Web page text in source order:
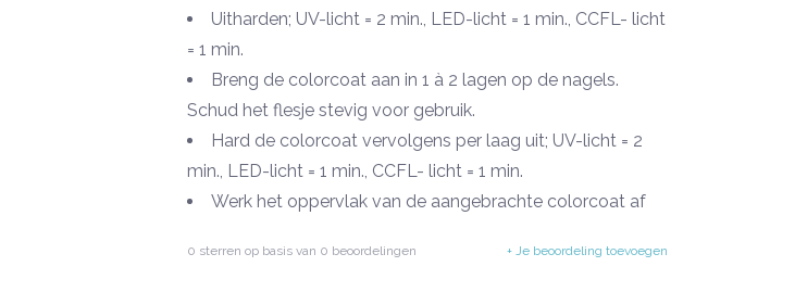
Uitharden; UV-licht = 2 min., LED-licht = 1 min., CCFL- licht
= 1 min.
Breng de colorcoat aan in 1 à 2 lagen op de nagels.
Schud het flesje stevig voor gebruik.
Hard de colorcoat vervolgens per laag uit; UV-licht = 2
min., LED-licht = 1 min., CCFL- licht = 1 min.
Werk het oppervlak van de aangebrachte colorcoat af
Uitharden; UV-licht = 2 min., LED-licht = 1 min., CCFL- licht
+ Je beoordeling toevoegen
0 sterren op basis van 0 beoordelingen